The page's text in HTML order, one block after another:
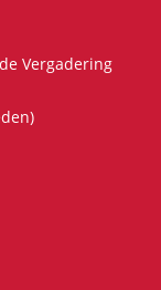
Vergadering